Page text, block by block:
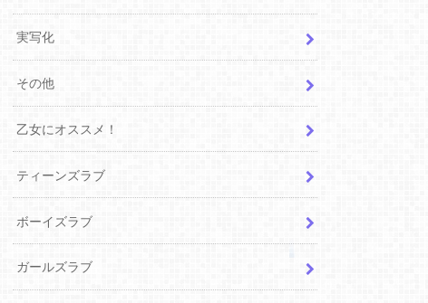
実写化
その他
乙女にオススメ！
ティーンズラブ
ボーイズラブ
ガールズラブ